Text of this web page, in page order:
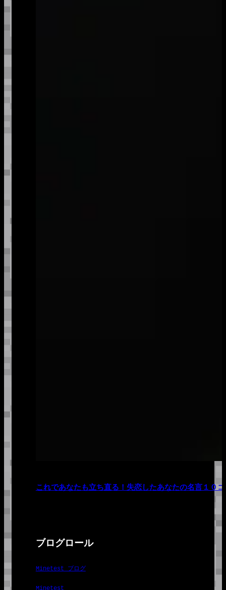
これであなたも立ち直る！失恋したあなたの名言１０コ
ブログロール
Minetest ブログ
Minetest